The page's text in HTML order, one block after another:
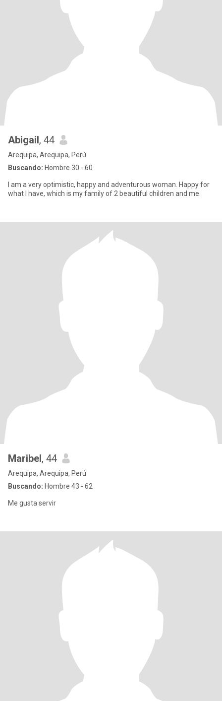
Abigail, 44
Arequipa, Arequipa, Perú
Buscando: Hombre 30 - 60
I am a very optimistic, happy and adventurous woman. Happy for
what I have, which is my family of 2 beautiful children and me.
Maribel, 44
Arequipa, Arequipa, Perú
Buscando: Hombre 43 - 62
Me gusta servir